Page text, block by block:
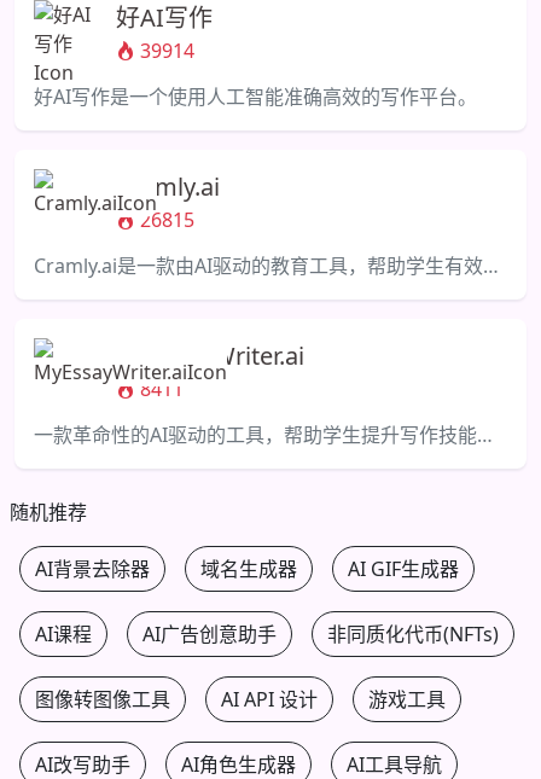
好AI写作
39914
好AI写作是一个使用人工智能准确高效的写作平台。
Cramly.ai
26815
Cramly.ai是一款由AI驱动的教育工具，帮助学生有效学习。
MyEssayWriter.ai
8411
一款革命性的AI驱动的工具，帮助学生提升写作技能和学术表现。
随机推荐
AI背景去除器 域名生成器 AI GIF生成器
AI课程 AI广告创意助手 非同质化代币(NFTs)
图像转图像工具 AI API 设计 游戏工具
AI改写助手 AI角色生成器 AI工具导航